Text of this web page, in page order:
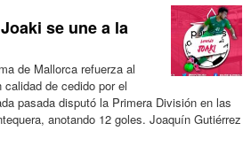
se une a la
de Mallorca refuerza al
de cedido por el
pasada disputó la Primera División en las
anotando 12 goles. Joaquín Gutiérrez